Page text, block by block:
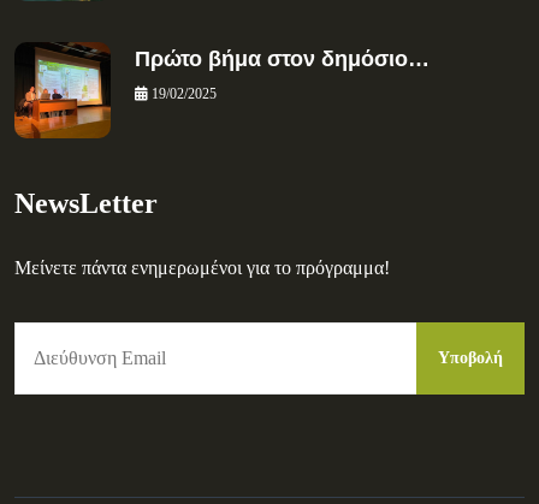
Πρώτο βήμα στον δημόσιο…
19/02/2025
NewsLetter
Μείνετε πάντα ενημερωμένοι για το πρόγραμμα!